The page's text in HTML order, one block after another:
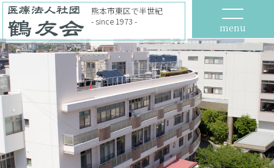
menu
熊本市東区で半世紀
- since 1973 -